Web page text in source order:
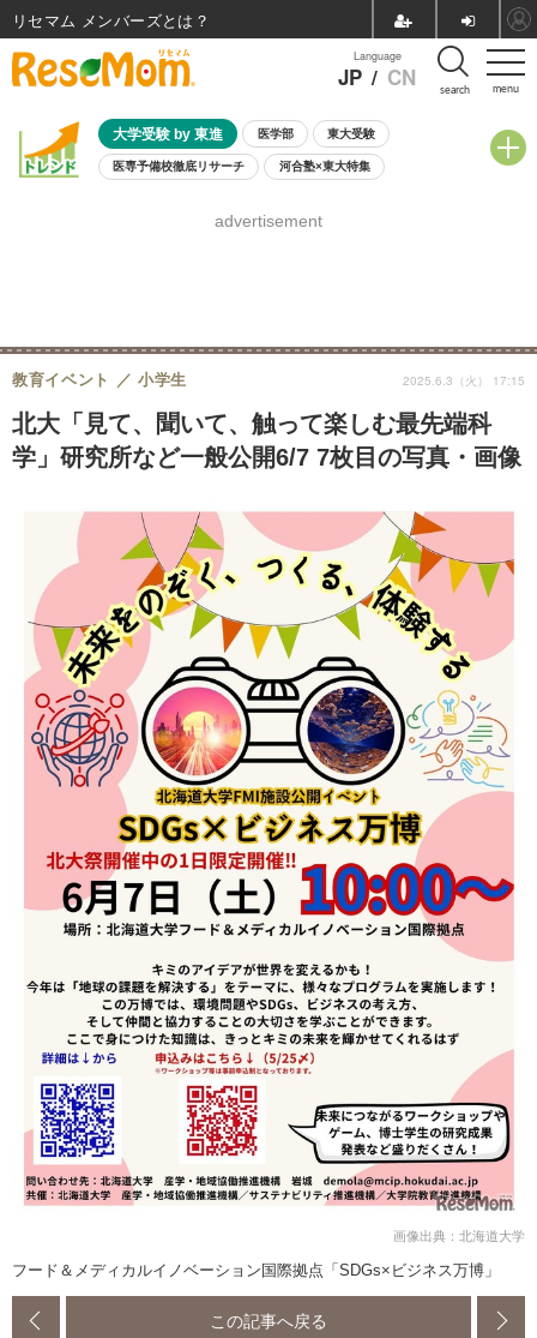
menu
Language
JP / CN search
大学受験 by 東進 医学部 東大受験
医専予備校徹底リサーチ 河合塾×東大特集
8月開催学校説明会・相談会
advertisement
北大「見て、聞いて、触って楽しむ最先端科
学」研究所など一般公開6/7 7枚目の写真・画像
教育イベント 小学生 2025.6.3（火） 17:15
画像出典：北海道大学
フード＆メディカルイノベーション国際拠点「SDGs×ビジネス万博」
この記事へ戻る
リセマム メンバーズ